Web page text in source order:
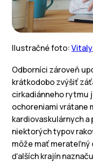
Ilustračné foto:
Odborníci zároveň
krátkodobo zvýšiť
cirkadiánneho rytmu
ochoreniami vrátane
kardiovaskulárnych
niektorých typov
môže mať merateľný
ďalších krajín